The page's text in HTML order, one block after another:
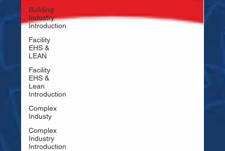
Building
Industry
Introduction
Facility
EHS &
LEAN
Facility
EHS &
Lean
Introduction
Complex
Industy
Complex
Industry
Introduction